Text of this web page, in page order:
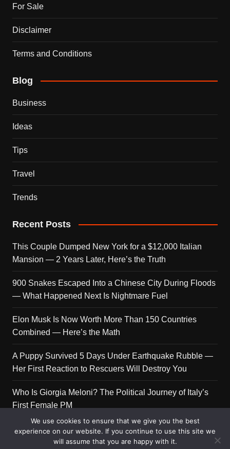
For Sale
Disclaimer
Terms and Conditions
Blog
Business
Ideas
Tips
Travel
Trends
Recent Posts
This Couple Dumped New York for a $12,000 Italian
Mansion — 2 Years Later, Here’s the Truth
900 Snakes Escaped Into a Chinese City During Floods
— What Happened Next Is Nightmare Fuel
Elon Musk Is Now Worth More Than 150 Countries
Combined — Here’s the Math
A Puppy Survived 5 Days Under Earthquake Rubble —
Her First Reaction to Rescuers Will Destroy You
Who Is Giorgia Meloni? The Political Journey of Italy’s
First Female PM
We use cookies to ensure that we give you the best
experience on our website. If you continue to use this site we
will assume that you are happy with it.